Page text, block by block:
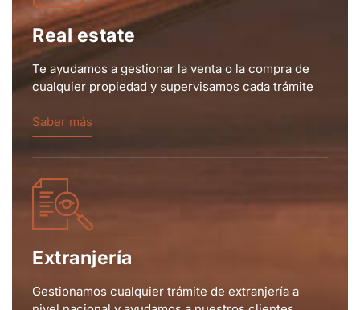
Real estate
Te ayudamos a gestionar la venta o la compra de
cualquier propiedad y supervisamos cada trámite
Extranjería
Gestionamos cualquier trámite de extranjería a
nivel nacional y ayudamos a nuestros clientes.